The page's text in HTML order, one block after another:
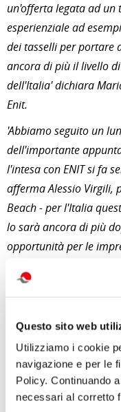
Questo sito web
Utilizziamo i cookie
navigazione e per le
Policy. Continuando
necessari al corretto
un'offerta legata ad un
esperienziale ad
dei tasselli per portare
ancora di più il livello
dell'Italia' dichiara
Enit.
'Abbiamo seguito un
dell'importante
l'intesa con ENIT si fa
afferma Alessio Virgili,
Beach - per l'Italia
lo sarà ancora di più
opportunità per le
investire su questo
qualifica come Paese
fonte: publicnow
di Redazione Cralt
13 Luglio 2021